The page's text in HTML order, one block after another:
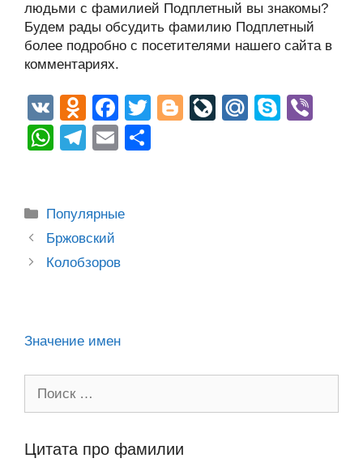
людьми с фамилией Подплетный вы знакомы?
Будем рады обсудить фамилию Подплетный
более подробно с посетителями нашего сайта в
комментариях.
V
K
O
d
n
kl
a
ss
F
a
c
b
o
T
Bl Li
M S
W
s
A
p
T
gr
a
m
E
Рубрики
Популярные
Post
navigation
Бржовский
Колобзоров
Значение имен
Цитата про фамилии